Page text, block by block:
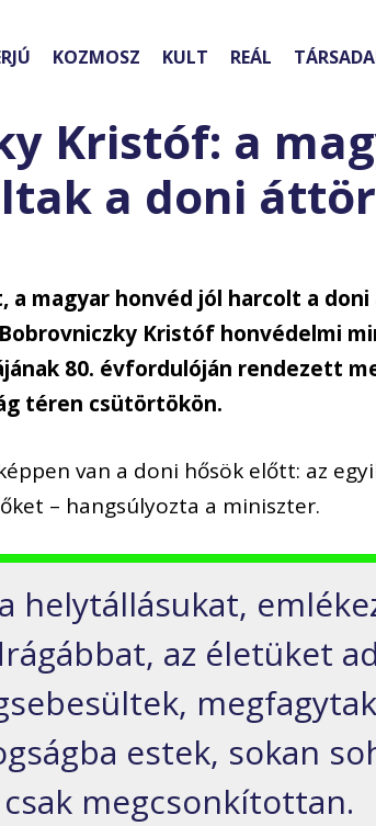
KOZMOSZ KULT REÁL
Kristóf: a
a doni
a magyar honvéd jól harcolt a
Kristóf honvédelmi
80. évfordulóján rendezett
téren csütörtökön.
van a doni hősök előtt: az
– hangsúlyozta a miniszter.
helytállásukat,
az életüket
estek, sokan
megcsonkítottan.